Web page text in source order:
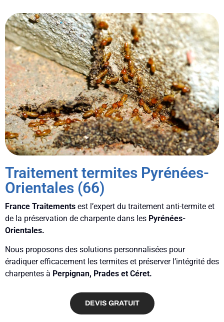
Traitement termites Pyrénées-
Orientales (66)
France Traitements est l’expert du traitement anti-termite et
de la préservation de charpente dans les Pyrénées-
Orientales.
Nous proposons des solutions personnalisées pour
éradiquer efficacement les termites et préserver l’intégrité des
charpentes à Perpignan, Prades et Céret.
DEVIS GRATUIT